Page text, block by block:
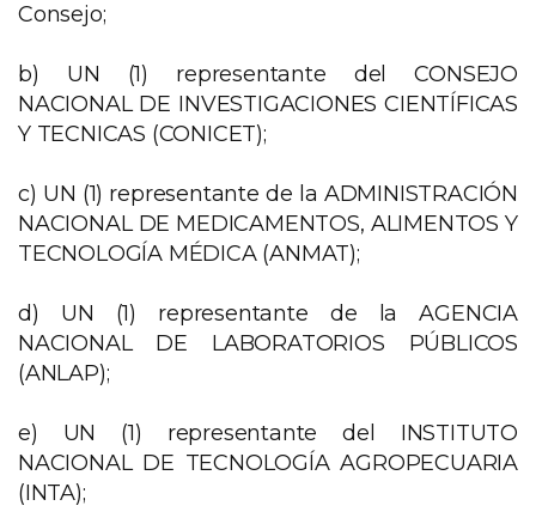
Consejo;
b) UN (1) representante del CONSEJO
NACIONAL DE INVESTIGACIONES CIENTÍFICAS
Y TECNICAS (CONICET);
c) UN (1) representante de la ADMINISTRACIÓN
NACIONAL DE MEDICAMENTOS, ALIMENTOS Y
TECNOLOGÍA MÉDICA (ANMAT);
d) UN (1) representante de la AGENCIA
NACIONAL DE LABORATORIOS PÚBLICOS
(ANLAP);
e) UN (1) representante del INSTITUTO
NACIONAL DE TECNOLOGÍA AGROPECUARIA
(INTA);